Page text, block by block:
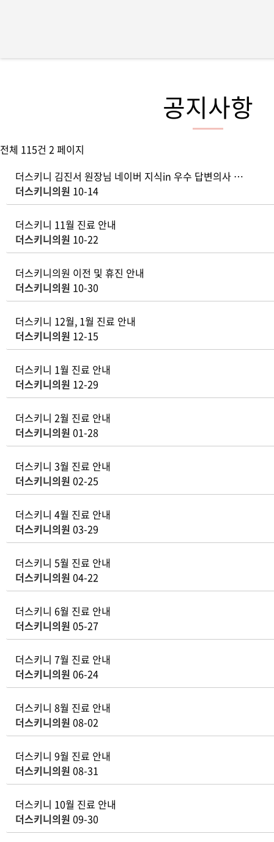
공지사항
전체 115건 2 페이지
더스키니 김진서 원장님 네이버 지식in 우수 답변의사 …
더스키니의원 10-14
더스키니 11월 진료 안내
더스키니의원 10-22
더스키니의원 이전 및 휴진 안내
더스키니의원 10-30
더스키니 12월, 1월 진료 안내
더스키니의원 12-15
더스키니 1월 진료 안내
더스키니의원 12-29
더스키니 2월 진료 안내
더스키니의원 01-28
더스키니 3월 진료 안내
더스키니의원 02-25
더스키니 4월 진료 안내
더스키니의원 03-29
더스키니 5월 진료 안내
더스키니의원 04-22
더스키니 6월 진료 안내
더스키니의원 05-27
더스키니 7월 진료 안내
더스키니의원 06-24
더스키니 8월 진료 안내
더스키니의원 08-02
더스키니 9월 진료 안내
더스키니의원 08-31
더스키니 10월 진료 안내
더스키니의원 09-30